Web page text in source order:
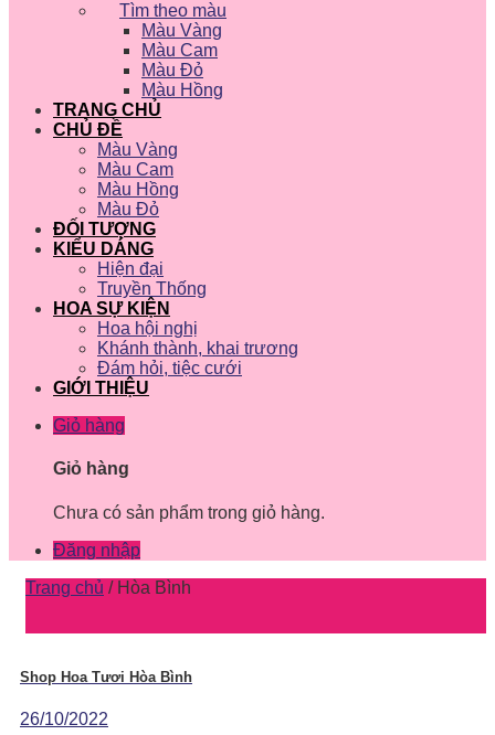
Tìm theo màu
Màu Vàng
Màu Cam
Màu Đỏ
Màu Hồng
TRANG CHỦ
CHỦ ĐỀ
Màu Vàng
Màu Cam
Màu Hồng
Màu Đỏ
ĐỐI TƯỢNG
KIỂU DÁNG
Hiện đại
Truyền Thống
HOA SỰ KIỆN
Hoa hội nghị
Khánh thành, khai trương
Đám hỏi, tiệc cưới
GIỚI THIỆU
Giỏ hàng
Giỏ hàng
Chưa có sản phẩm trong giỏ hàng.
Đăng nhập
Trang chủ /Hòa Bình
Shop Hoa Tươi Hòa Bình
26/10/2022